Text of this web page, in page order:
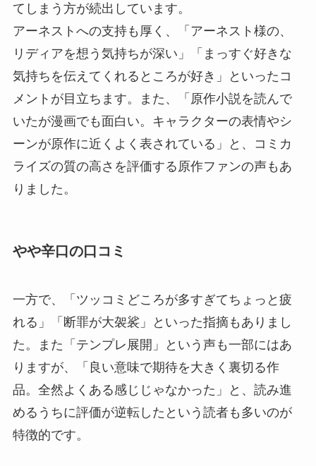
てしまう方が続出しています。
アーネストへの支持も厚く、「アーネスト様の、
リディアを想う気持ちが深い」「まっすぐ好きな
気持ちを伝えてくれるところが好き」といったコ
メントが目立ちます。また、「原作小説を読んで
いたが漫画でも面白い。キャラクターの表情やシ
ーンが原作に近くよく表されている」と、コミカ
ライズの質の高さを評価する原作ファンの声もあ
りました。
やや辛口の口コミ
一方で、「ツッコミどころが多すぎてちょっと疲
れる」「断罪が大袈裟」といった指摘もありまし
た。また「テンプレ展開」という声も一部にはあ
りますが、「良い意味で期待を大きく裏切る作
品。全然よくある感じじゃなかった」と、読み進
めるうちに評価が逆転したという読者も多いのが
特徴的です。